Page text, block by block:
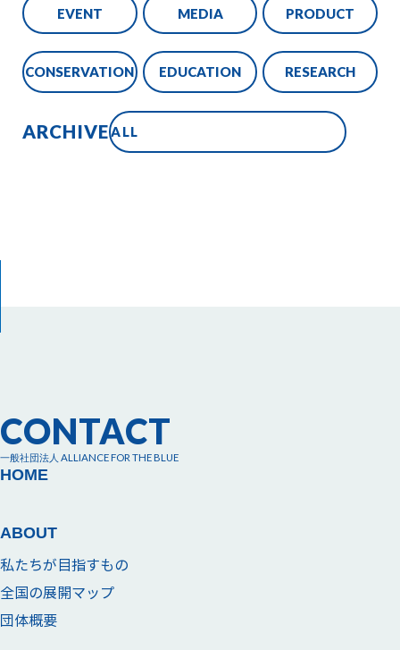
EVENT MEDIA PRODUCT
CONSERVATION EDUCATION RESEARCH
ARCHIVE
CONTACT
一般社団法人 ALLIANCE FOR THE BLUE
HOME
ABOUT
私たちが目指すもの
全国の展開マップ
団体概要